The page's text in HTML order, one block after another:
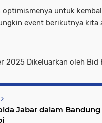
optimismenya untuk
event berikutnya kita
2025 Dikeluarkan oleh Bid